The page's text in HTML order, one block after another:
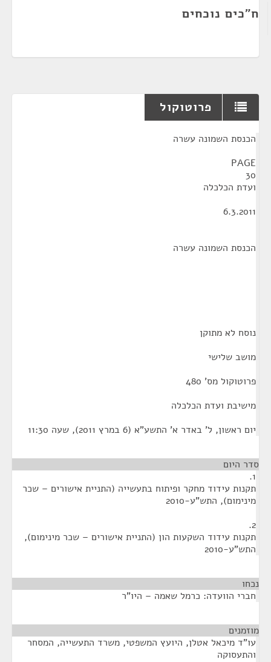
ח"כים נוכחים
פרוטוקול
הכנסת השמונה עשרה
PAGE
30
ועדת הכלכלה
6.3.2011
הכנסת השמונה עשרה
נוסח לא מתוקן
מושב שלישי
פרוטוקול מס' 480
מישיבת ועדת הכלכלה
יום ראשון, ל' באדר א' התשע"א (6 במרץ 2011), שעה 11:30
סדר היום
1.
תקנות עידוד מחקר ופיתוח בתעשייה (התניית אישורים – שכר
מינימום), התש"ע-2010
2.
תקנות עידוד השקעות הון (התניית אישורים – שכר מינימום),
התש"ע-2010
נכחו
חברי הוועדה: כרמל שאמה – היו"ר
מוזמנים
עו"ד מיכאל אטלן, היועץ המשפטי, משרד התעשייה, המסחר
והתעסוקה